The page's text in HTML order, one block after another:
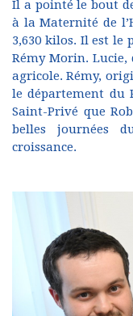
Il a pointé le bout
à la Maternité de
3,630 kilos. Il est le
Rémy Morin.
agricole. Rémy,
le département du
Saint-Privé que
belles journées
croissance.